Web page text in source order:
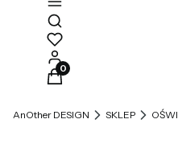
Otwórz wyszukiwarkę
Produkty w koszyku: 0.
AnOther DESIGN SKLEP